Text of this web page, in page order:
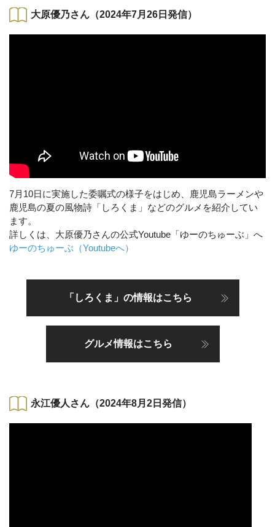
大原優乃さん（2024年7月26日発信）
7月10日に実施した委嘱式の様子をはじめ、鹿児島ラーメンや
鹿児島の夏の風物詩「しろくま」などのグルメを紹介してい
ます。
詳しくは、大原優乃さんの公式Youtube「ゆーのちゅーぶ」へ
ゆーのちゅーぶ（Youtubeへ）
「しろくま」の情報はこちら
グルメ情報はこちら
永江優人さん（2024年8月2日発信）